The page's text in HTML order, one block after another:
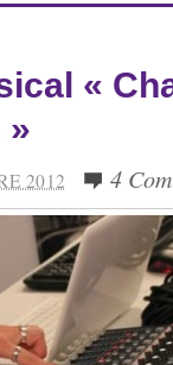
«
»
2012 4